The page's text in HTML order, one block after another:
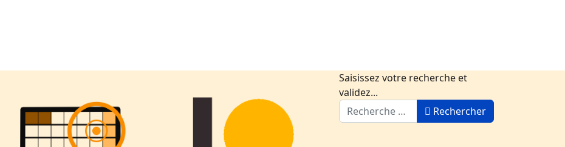
Saisissez votre recherche et
validez...
Rechercher